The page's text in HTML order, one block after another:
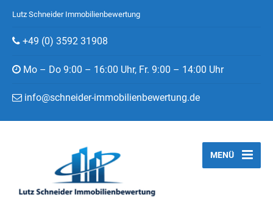
Lutz Schneider Immobilienbewertung
+49 (0) 3592 31908
Mo – Do 9:00 – 16:00 Uhr, Fr. 9:00 – 14:00 Uhr
info@schneider-immobilienbewertung.de
MENÜ